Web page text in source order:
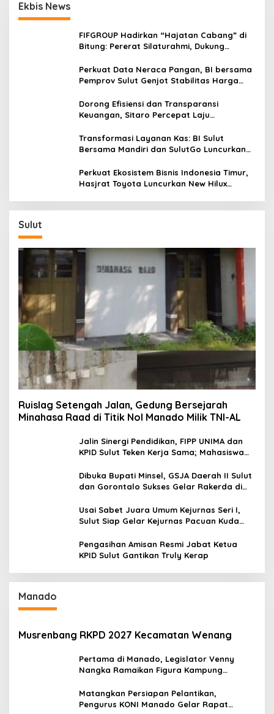
Ekbis News
FIFGROUP Hadirkan “Hajatan Cabang” di
Bitung: Pererat Silaturahmi, Dukung
Promo Khusus
Perkuat Data Neraca Pangan, BI bersama
Pemprov Sulut Genjot Stabilitas Harga
Dorong Efisiensi dan Transparansi
Keuangan, Sitaro Percepat Laju
Transformasi Layanan Kas: BI Sulut
Bersama Mandiri dan SulutGo Luncurkan
Kepulauan
Perkuat Ekosistem Bisnis Indonesia Timur,
Hasjrat Toyota Luncurkan New Hilux
Sulut
Ruislag Setengah Jalan, Gedung Bersejarah
Minahasa Raad di Titik Nol Manado Milik TNI-AL
Jalin Sinergi Pendidikan, FIPP UNIMA dan
KPID Sulut Teken Kerja Sama; Mahasiswa
Penyiaran
Dibuka Bupati Minsel, GSJA Daerah II Sulut
dan Gorontalo Sukses Gelar Rakerda di
Usai Sabet Juara Umum Kejurnas Seri I,
Sulut Siap Gelar Kejurnas Pacuan Kuda
Pengasihan Amisan Resmi Jabat Ketua
KPID Sulut Gantikan Truly Kerap
Manado
Musrenbang RKPD 2027 Kecamatan Wenang
Pertama di Manado, Legislator Venny
Nangka Ramaikan Figura Kampung
Matangkan Persiapan Pelantikan,
Pengurus KONI Manado Gelar Rapat